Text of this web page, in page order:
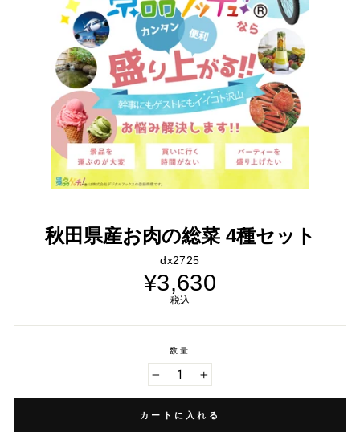
秋田県産お肉の総菜 4種セット
dx2725
通
常
¥3,630
税込
数量
− +
カートに入れる